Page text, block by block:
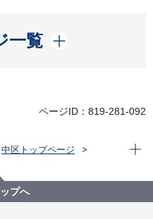
一覧
く
ページID：819-281-092
中区トップページ
の仕事
現在
プへ